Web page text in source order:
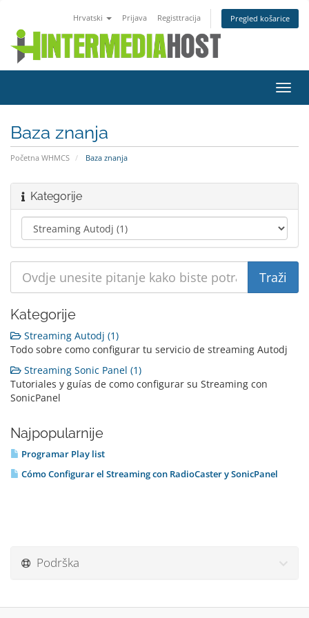
Hrvatski Prijava Registtracija Pregled košarice
Baza znanja
Početna WHMCS Baza znanja
Kategorije
Kategorije
Streaming Autodj (1)
Todo sobre como configurar tu servicio de streaming Autodj
Streaming Sonic Panel (1)
Tutoriales y guías de como configurar su Streaming con
SonicPanel
Najpopularnije
Programar Play list
Cómo Configurar el Streaming con RadioCaster y SonicPanel
Podrška